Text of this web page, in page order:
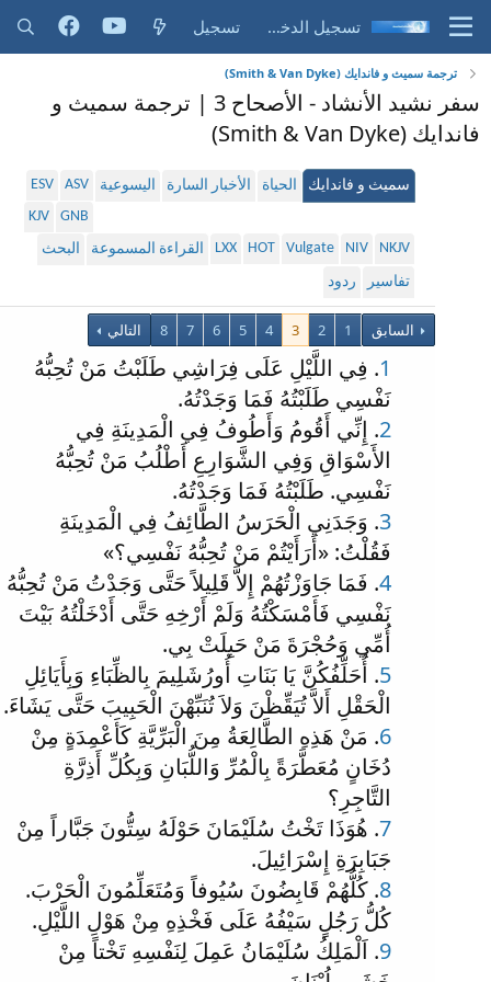
تسجيل الدخول تسجيل
ترجمة سميث و فاندايك (Smith & Van Dyke)
سفر نشيد الأنشاد - الأصحاح 3 | ترجمة سميث و
فاندايك (Smith & Van Dyke)
سميث و فاندايك الحياة الأخبار السارة اليسوعية ASV
ESV
GNB
KJV
NKJV
NIV
Vulgate
HOT
LXX القراءة المسموعة
البحث
تفاسير
ردود
السابق 1
2
3
4
5
6
7
8 التالي
1. فِي اللَّيْلِ عَلَى فِرَاشِي طَلَبْتُ مَنْ تُحِبُّهُ
نَفْسِي طَلَبْتُهُ فَمَا وَجَدْتُهُ.
2. إِنِّي أَقُومُ وَأَطُوفُ فِي الْمَدِينَةِ فِي
الأَسْوَاقِ وَفِي الشَّوَارِعِ أَطْلُبُ مَنْ تُحِبُّهُ
نَفْسِي. طَلَبْتُهُ فَمَا وَجَدْتُهُ.
3. وَجَدَنِي الْحَرَسُ الطَّائِفُ فِي الْمَدِينَةِ
فَقُلْتُ: «أَرَأَيْتُمْ مَنْ تُحِبُّهُ نَفْسِي؟»
4. فَمَا جَاوَزْتُهُمْ إِلاَّ قَلِيلاً حَتَّى وَجَدْتُ مَنْ تُحِبُّهُ
نَفْسِي فَأَمْسَكْتُهُ وَلَمْ أَرْخِهِ حَتَّى أَدْخَلْتُهُ بَيْتَ
أُمِّي وَحُجْرَةَ مَنْ حَبِلَتْ بِي.
5. أُحَلِّفُكُنَّ يَا بَنَاتِ أُورُشَلِيمَ بِالظِّبَاءِ وَبِأَيَائِلِ
الْحَقْلِ أَلاَّ تُيَقِّظْنَ وَلاَ تُنَبِّهْنَ الْحَبِيبَ حَتَّى يَشَاءَ.
6. مَنْ هَذِهِ الطَّالِعَةُ مِنَ الْبَرِّيَّةِ كَأَعْمِدَةٍ مِنْ
دُخَانٍ مُعَطَّرَةً بِالْمُرِّ وَاللُّبَانِ وَبِكُلِّ أَذِرَّةِ
التَّاجِرِ؟
7. هُوَذَا تَخْتُ سُلَيْمَانَ حَوْلَهُ سِتُّونَ جَبَّاراً مِنْ
جَبَابِرَةِ إِسْرَائِيلَ.
8. كُلُّهُمْ قَابِضُونَ سُيُوفاً وَمُتَعَلِّمُونَ الْحَرْبَ.
كُلُّ رَجُلٍ سَيْفُهُ عَلَى فَخْذِهِ مِنْ هَوْلِ اللَّيْلِ.
9. اَلْمَلِكُ سُلَيْمَانُ عَمِلَ لِنَفْسِهِ تَخْتاً مِنْ